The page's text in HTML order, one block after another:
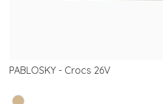
PABLOSKY - Crocs 26V